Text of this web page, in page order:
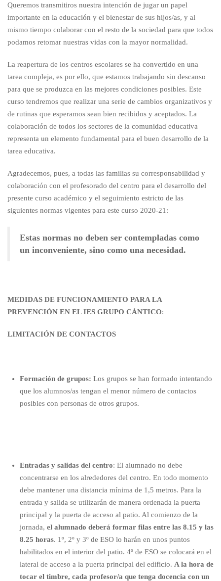
Queremos transmitiros nuestra intención de jugar un papel
importante en la educación y el bienestar de sus hijos/as, y al
mismo tiempo colaborar con el resto de la sociedad para que todos
podamos retomar nuestras vidas con la mayor normalidad.
La reapertura de los centros escolares se ha convertido en una
tarea compleja, es por ello, que estamos trabajando sin descanso
para que se produzca en las mejores condiciones posibles. Este
curso tendremos que realizar una serie de cambios organizativos y
de rutinas que esperamos sean bien recibidos y aceptados. La
colaboración de todos los sectores de la comunidad educativa
representa un elemento fundamental para el buen desarrollo de la
tarea educativa.
Agradecemos, pues, a todas las familias su corresponsabilidad y
colaboración con el profesorado del centro para el desarrollo del
presente curso académico y el seguimiento estricto de las
siguientes normas vigentes para este curso 2020-21:
Estas normas no deben ser contempladas como
un inconveniente, sino como una necesidad.
MEDIDAS DE FUNCIONAMIENTO PARA LA
PREVENCIÓN EN EL IES GRUPO CÁNTICO:
LIMITACIÓN DE CONTACTOS
Formación de grupos: Los grupos se han formado intentando
que los alumnos/as tengan el menor número de contactos
posibles con personas de otros grupos.
Entradas y salidas del centro: El alumnado no debe
concentrarse en los alrededores del centro. En todo momento
debe mantener una distancia mínima de 1,5 metros. Para la
entrada y salida se utilizarán de manera ordenada la puerta
principal y la puerta de acceso al patio. Al comienzo de la
jornada, el alumnado deberá formar filas entre las 8.15 y las
8.25 horas. 1º, 2º y 3º de ESO lo harán en unos puntos
habilitados en el interior del patio. 4º de ESO se colocará en el
lateral de acceso a la puerta principal del edificio. A la hora de
tocar el timbre, cada profesor/a que tenga docencia con un